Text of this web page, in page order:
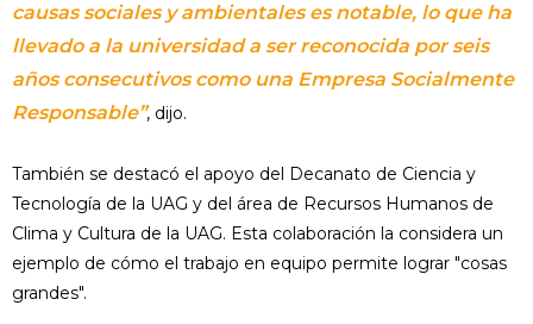
causas sociales y ambientales es notable, lo que ha
llevado a la universidad a ser reconocida por seis
años consecutivos como una Empresa Socialmente
Responsable”, dijo.
También se destacó el apoyo del Decanato de Ciencia y
Tecnología de la UAG y del área de Recursos Humanos de
Clima y Cultura de la UAG. Esta colaboración la considera un
ejemplo de cómo el trabajo en equipo permite lograr "cosas
grandes".